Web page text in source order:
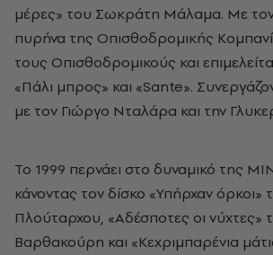
μέρες» του Σωκράτη Μάλαμα. Με τον
πυρήνα της Οπισθοδρομικής
τους Οπισθοδρομικούς και
«Πάλι μπρος» και «Sante».
με τον Γιώργο Νταλάρα και την
Το 1999 περνάει στο δυναμικό της
κάνοντας τον δίσκο «Υπήρχαν όρκοι»
Πλούταρχου, «Αδέσποτες οι νύχτες»
Βαρθακούρη και «Κεχριμπαρένια